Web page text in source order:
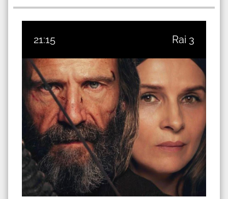
21:15 Rai 3